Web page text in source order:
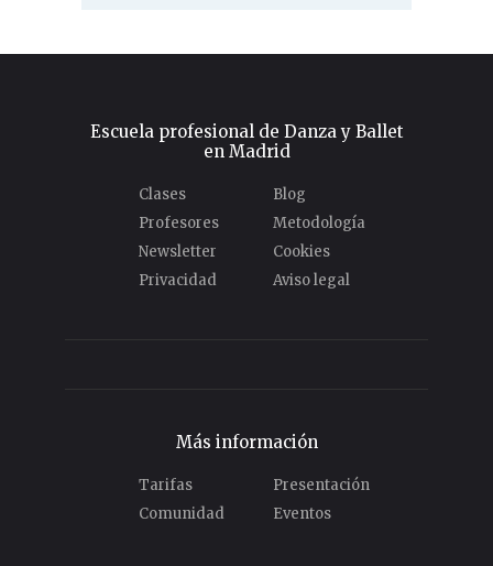
Escuela profesional de Danza y Ballet
en Madrid
Clases
Blog
Profesores
Metodología
Newsletter
Cookies
Privacidad
Aviso legal
Más información
Tarifas
Presentación
Comunidad
Eventos